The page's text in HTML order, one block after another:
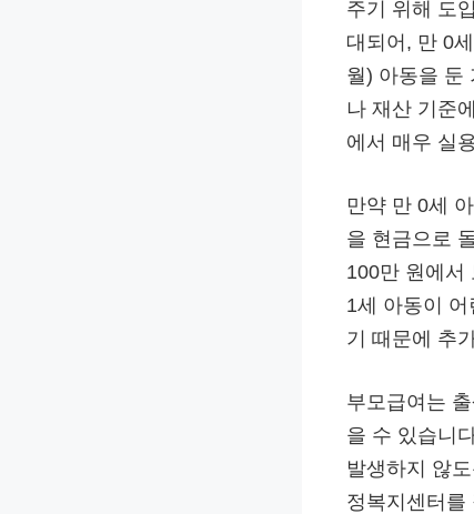
주기 위해 도
대되어, 만 0
월) 아동을 둔
나 재산 기준
에서 매우 실
만약 만 0세
을 현금으로
100만 원에서
1세 아동이
기 때문에 추
부모급여는
을 수 있습니
발생하지 않
정복지센터를